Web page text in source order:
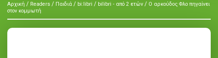
Αρχική / Readers / Παιδιά / bi:libri / bilibri - από 2 ετών / Ο αρκούδος Φλο πηγαίνει
στον κομμωτή